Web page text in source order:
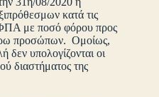
κατά τις
με ποσό φόρου προς
προσώπων. Ομοίως,
δεν υπολογίζονται οι
διαστήματος της